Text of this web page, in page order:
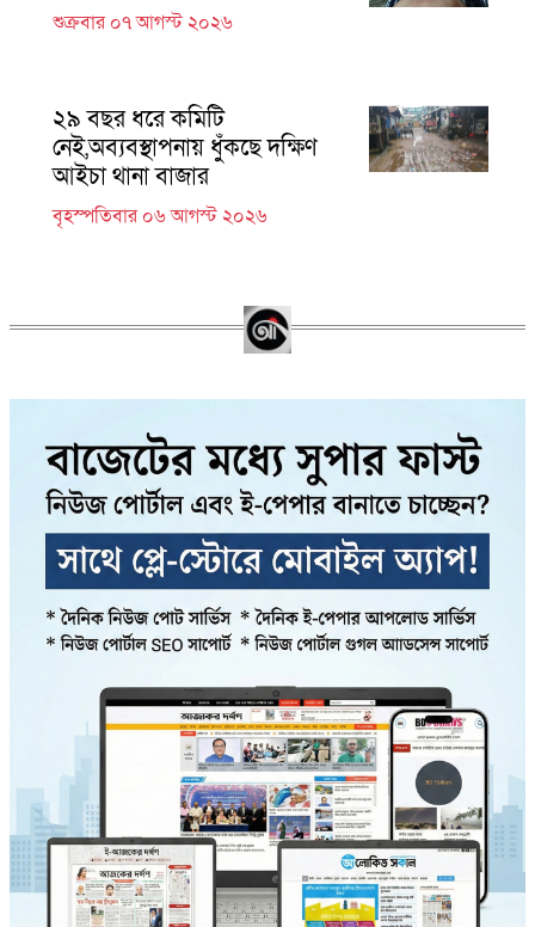
শুক্রবার ০৭ আগস্ট ২০২৬
২৯ বছর ধরে কমিটি
নেই,অব্যবস্থাপনায় ধুঁকছে দক্ষিণ
আইচা থানা বাজার
বৃহস্পতিবার ০৬ আগস্ট ২০২৬